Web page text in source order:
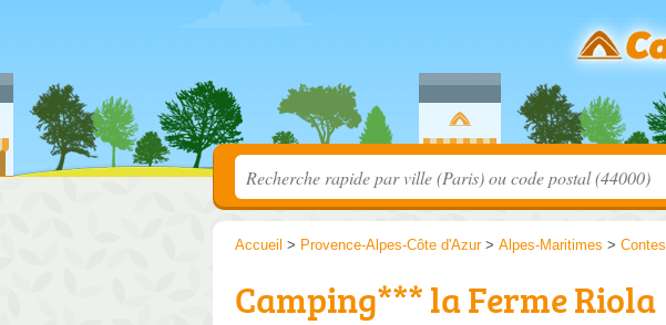
Accueil > Provence-Alpes-Côte d'Azur> Alpes-Maritimes > Contes
Camping*** la Ferme Riola